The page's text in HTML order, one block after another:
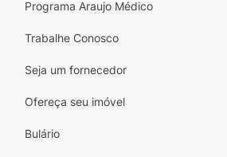
Programa Araujo Médico
Trabalhe Conosco
Seja um fornecedor
Ofereça seu imóvel
Bulário